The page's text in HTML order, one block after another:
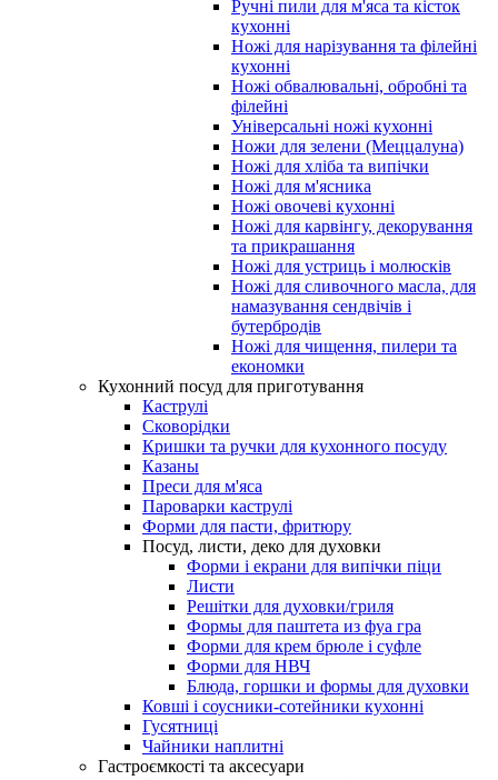
Ручні пили для м'яса та кісток
кухонні
Ножі для нарізування та філейні
кухонні
Ножі обвалювальні, обробні та
філейні
Універсальні ножі кухонні
Ножи для зелени (Меццалуна)
Ножі для хліба та випічки
Ножі для м'ясника
Ножі овочеві кухонні
Ножі для карвінгу, декорування
та прикрашання
Ножі для устриць і молюсків
Ножі для сливочного масла, для
намазування сендвічів і
бутербродів
Ножі для чищення, пилери та
економки
Кухонний посуд для приготування
Каструлі
Сковорідки
Кришки та ручки для кухонного посуду
Казаны
Преси для м'яса
Пароварки каструлі
Форми для пасти, фритюру
Посуд, листи, деко для духовки
Форми і екрани для випічки піци
Листи
Решітки для духовки/гриля
Формы для паштета из фуа гра
Форми для крем брюле і суфле
Форми для НВЧ
Блюда, горшки и формы для духовки
Ковші і соусники-сотейники кухонні
Гусятниці
Чайники наплитні
Гастроємкості та аксесуари